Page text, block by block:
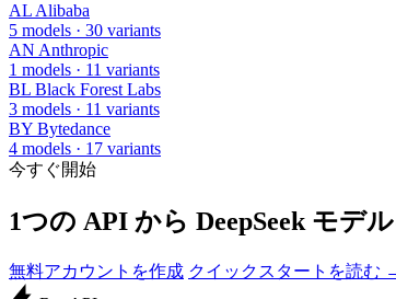
ALAlibaba
5 models · 30 variants
AN Anthropic
1 models · 11 variants
BL Black Forest Labs
3 models · 11 variants
BY Bytedance
4 models · 17 variants
今すぐ開始
1つの API から DeepSeek モデ
無料アカウントを作成 クイックスタートを読む